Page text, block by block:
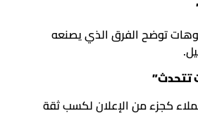
توضح الفرق الذي يصنعه
كجزء من الإعلان لكسب ثقة